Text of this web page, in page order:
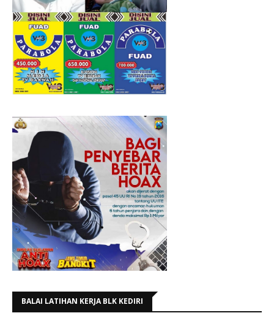
BALAI LATIHAN KERJA BLK KEDIRI